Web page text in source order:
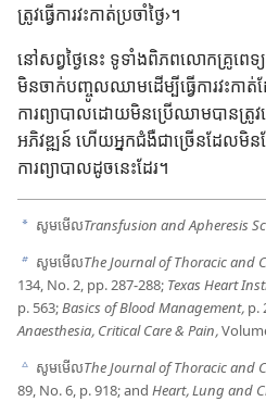
ត្រូវ​ធ្វើ​ការ​វះ​កាត់​ប្រចាំ​ថ្ងៃ​›។
នៅ​សព្វ​ថ្ងៃ​នេះ ទូ​ទាំង​ពិភព​លោក​គ្រូ​ពេទ្យ​
មិន​ចាក់​បញ្ចូល​ឈាម​ដើម្បី​ធ្វើ​ការ​វះ​ក
ការ​ព្យាបាល​ដោយ​មិន​ប្រើ​ឈាម​បាន​ត្រូ
អភិវឌ្ឍន៍ ហើយ​អ្នក​ជំងឺ​ជា​ច្រើន​ដែល​មិ
ការ​ព្យាបាល​ដូច​នេះ​ដែរ។
a សូម​មើល​Transfusion and Apheresis
b សូម​មើល​The Journal of Thoracic and
134, No. 2, pp. 287-288; Texas Heart
p. 563;Basics of Blood Management, p.
Anaesthesia, Critical Care & Pa​in,
c សូម​មើល​The Journal of Thoracic and
89, No. 6, p. 918; and Heart, Lung and